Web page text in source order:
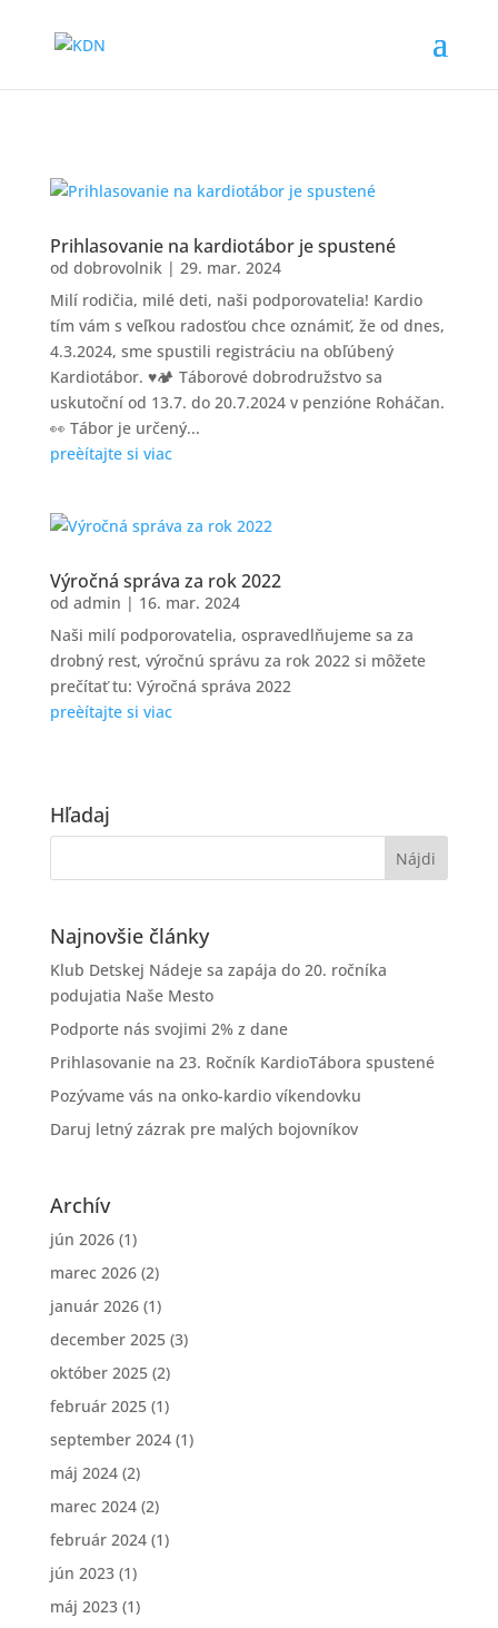
Prihlasovanie na kardiotábor je spustené
od dobrovolnik| 29. mar. 2024
Milí rodičia, milé deti, naši podporovatelia! Kardio
tím vám s veľkou radosťou chce oznámiť, že od dnes,
4.3.2024, sme spustili registráciu na obľúbený
Kardiotábor. ♥️🏕️ Táborové dobrodružstvo sa
uskutoční od 13.7. do 20.7.2024 v penzióne Roháčan.
👀 Tábor je určený...
preèítajte si viac
Výročná správa za rok 2022
od admin | 16. mar. 2024
Naši milí podporovatelia, ospravedlňujeme sa za
drobný rest, výročnú správu za rok 2022 si môžete
prečítať tu: Výročná správa 2022
preèítajte si viac
Hľadaj
Najnovšie články
Klub Detskej Nádeje sa zapája do 20. ročníka
podujatia Naše Mesto
Podporte nás svojimi 2% z dane
Prihlasovanie na 23. Ročník KardioTábora spustené
Pozývame vás na onko-kardio víkendovku
Daruj letný zázrak pre malých bojovníkov
Archív
jún 2026(1)
marec 2026(2)
január 2026(1)
december 2025(3)
október 2025(2)
február 2025(1)
september 2024(1)
máj 2024(2)
marec 2024(2)
február 2024(1)
jún 2023(1)
máj 2023(1)